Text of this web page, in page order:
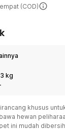
(COD)
kg
khusus
hewan
ini mudah